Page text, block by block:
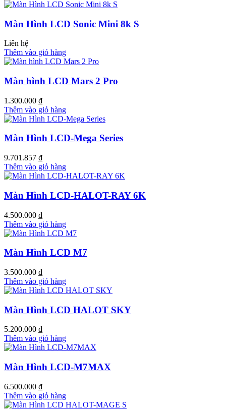
Màn Hình LCD Sonic Mini 8k S
Liên hệ
Thêm vào giỏ hàng
Màn hình LCD Mars 2 Pro
1.300.000 ₫
Thêm vào giỏ hàng
Màn Hình LCD-Mega Series
9.701.857 ₫
Thêm vào giỏ hàng
Màn Hình LCD-HALOT-RAY 6K
4.500.000 ₫
Thêm vào giỏ hàng
Màn Hình LCD M7
3.500.000 ₫
Thêm vào giỏ hàng
Màn Hình LCD HALOT SKY
5.200.000 ₫
Thêm vào giỏ hàng
Màn Hình LCD-M7MAX
6.500.000 ₫
Thêm vào giỏ hàng